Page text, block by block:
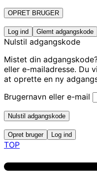
OPRET BRUGER
Log ind Glemt adgangskode
Nulstil adgangskode
Mistet din
eller e-mailadresse. Du
at oprette en ny
Brugernavn eller e-mail
Nulstil adgangskode
Opret bruger Log ind
TOP